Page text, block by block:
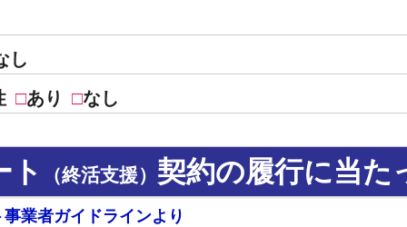
し
□あり □なし
ト （終活支援） 契約の履行に当た
業者ガイドラインより